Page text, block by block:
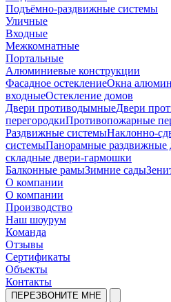
Подъёмно-раздвижные системы
Уличные
Входные
Межкомнатные
Портальные
Алюминиевые конструкции
Фасадное остеклениеОкна
входныеОстекление домов
Двери противодымныеДвери
перегородкиПротивопожарные
Раздвижные системыНаклонно-
системыПанорамные раздвижные
складные двери-гармошки
Балконные рамыЗимние сады
О компании
О компании
Производство
Наш шоурум
Команда
Отзывы
Сертификаты
Объекты
Контакты
ПЕРЕЗВОНИТЕ МНЕ